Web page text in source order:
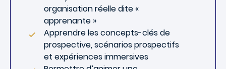
organisation réelle dite «
apprenante »
Apprendre les concepts-clés de
prospective, scénarios prospectifs
et expériences immersives